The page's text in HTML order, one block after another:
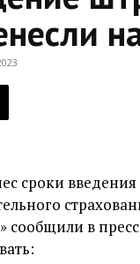
сроки
в